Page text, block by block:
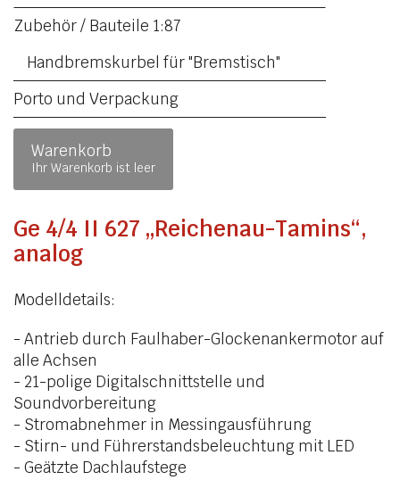
Zubehör / Bauteile 1:87
Handbremskurbel für "Bremstisch"
Porto und Verpackung
Warenkorb
Ihr Warenkorb ist leer
Ge 4/4 II 627 „Reichenau-Tamins“,
analog
Modelldetails:
- Antrieb durch Faulhaber-Glockenankermotor auf
alle Achsen
- 21-polige Digitalschnittstelle und
Soundvorbereitung
- Stromabnehmer in Messingausführung
- Stirn- und Führerstandsbeleuchtung mit LED
- Geätzte Dachlaufstege